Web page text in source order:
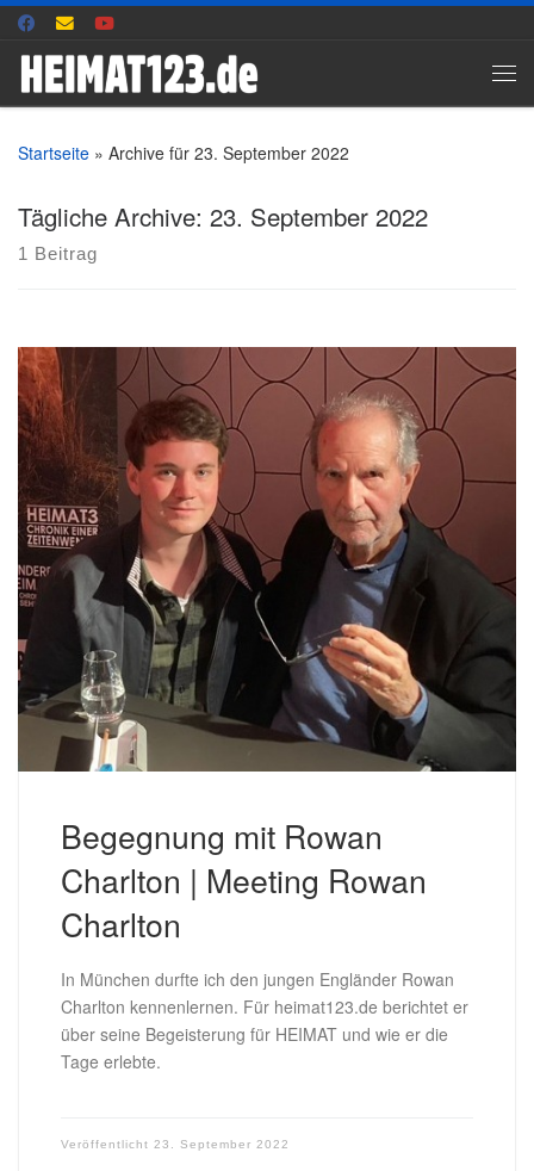
Zum Inhalt springen
Startseite » Archive für 23. September 2022
Tägliche Archive: 23. September 2022
1 Beitrag
Begegnung mit Rowan
Charlton | Meeting Rowan
Charlton
In München durfte ich den jungen Engländer Rowan
Charlton kennenlernen. Für heimat123.de berichtet er
über seine Begeisterung für HEIMAT und wie er die
Tage erlebte.
Veröffentlicht 23. September 2022